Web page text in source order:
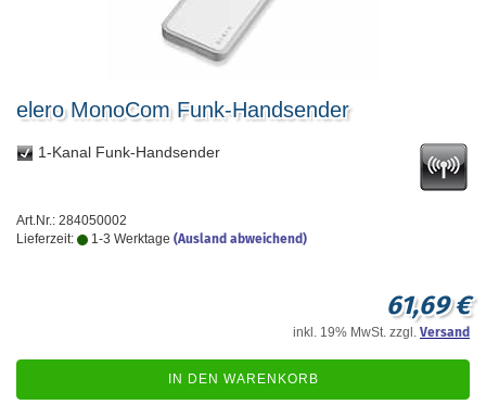
elero MonoCom Funk-Handsender
1-Kanal Funk-Handsender
Art.Nr.: 284050002
Lieferzeit:
1-3 Werktage (Ausland abweichend)
61,69 €
inkl. 19% MwSt. zzgl. Versand
IN DEN WARENKORB